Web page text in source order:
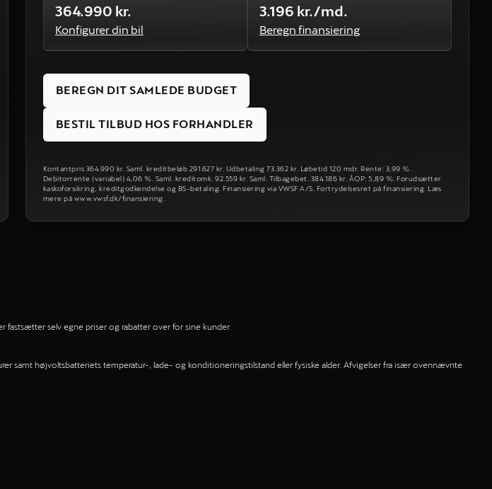
364.990 kr.
Konfigurer din bil
3.196 kr./md.
Beregn finansiering
BEREGN DIT SAMLEDE BUDGET
BESTIL TILBUD HOS FORHANDLER
Kontantpris 364.990 kr. Saml. kreditbeløb 291.627 kr. Udbetaling 73.362 kr. Løbetid 120 mdr. Rente: 3,99 %.
Debitorrente (variabel) 4,06 %. Saml. kreditomk. 92.559 kr. Saml. Tilbagebet. 384.186 kr. ÅOP: 5,89 %. Forudsætter
kaskoforsikring, kreditgodkendelse og BS-betaling. Finansiering via VWSF A/S. Fortrydelsesret på finansiering. Læs
mere på www.vwsf.dk/finansiering.
fastsætter selv egne priser og rabatter over for sine kunder.
samt højvoltsbatteriets temperatur-, lade- og konditioneringstilstand eller fysiske alder. Afvigelser fra især ovennævnte